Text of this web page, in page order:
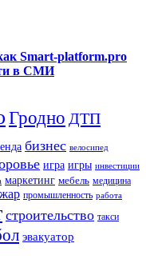
Smart-platform.pro
в СМИ
Гродно ДТП
бизнес велосипед
игра игры инвестиции
маркетинг мебель медицина
промышленность работа
строительство такси
эвакуатор